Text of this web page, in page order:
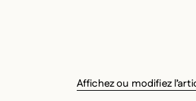
Affichez ou modifiez